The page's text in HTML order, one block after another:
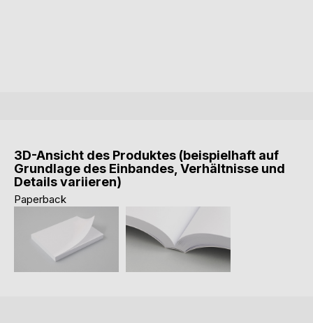
3D-Ansicht des Produktes (beispielhaft auf
Grundlage des Einbandes, Verhältnisse und
Details variieren)
Paperback